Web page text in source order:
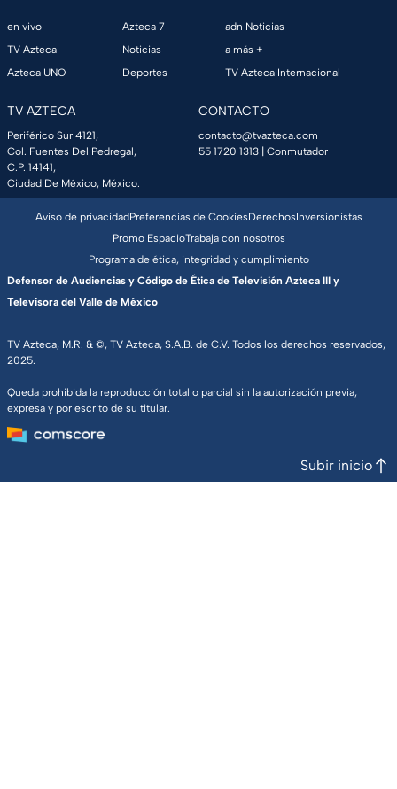
en vivo
TV Azteca
Azteca UNO
Azteca 7
Noticias
Deportes
adn Noticias
a más +
TV Azteca Internacional
TV AZTECA
Periférico Sur 4121,
Col. Fuentes Del Pedregal,
C.P. 14141,
Ciudad De México, México.
CONTACTO
contacto@tvazteca.com
55 1720 1313 | Conmutador
TV Azteca, M.R. & ©, TV Azteca, S.A.B. de C.V. Todos los derechos reservados,
2025.
Queda prohibida la reproducción total o parcial sin la autorización previa,
expresa y por escrito de su titular.
Aviso de privacidadPreferencias de CookiesDerechosInversionistas
Promo EspacioTrabaja con nosotros
Programa de ética, integridad y cumplimiento
Defensor de Audiencias y Código de Ética de Televisión Azteca III y
Televisora del Valle de México
Subir inicio